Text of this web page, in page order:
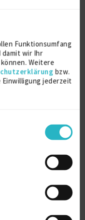
Funktionsumfang
damit wir Ihr
Weitere
bzw.
Einwilligung jederzeit
in